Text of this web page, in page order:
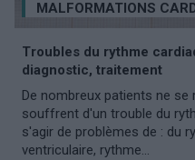
MALFORMATIONS
Troubles du rythme
diagnostic, traitement
De nombreux patients ne
souffrent d'un trouble du
s'agir de problèmes de : du
ventriculaire, rythme...